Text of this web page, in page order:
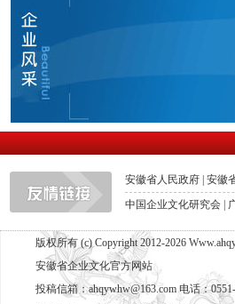
安徽省人民政府 安徽
中国企业文化研究会
版权所有 (c) Copyright 2012-2026
安徽省企业文化官方网站
投稿信箱：ahqywhw@163.com 电话：